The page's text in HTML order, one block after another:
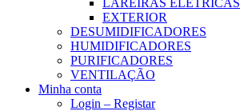
LAREIRAS ELETRICAS
EXTERIOR
DESUMIDIFICADORES
HUMIDIFICADORES
PURIFICADORES
VENTILAÇÃO
Minha conta
Login – Registar